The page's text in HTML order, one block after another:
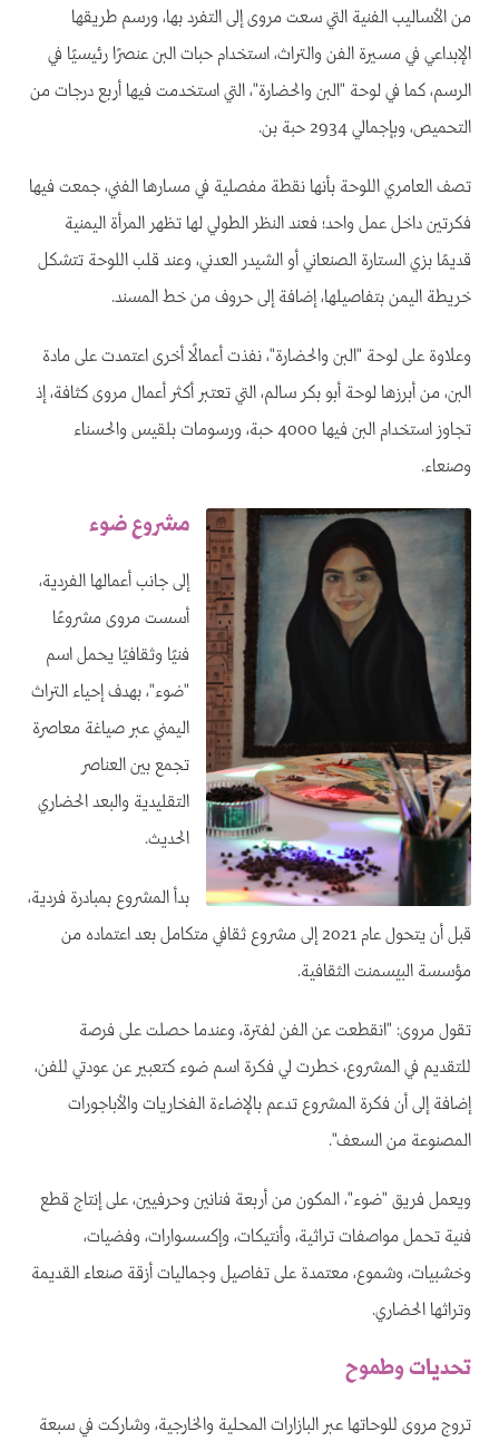
من الأساليب الفنية التي سعت مروى إلى التفرد بها، ورسم طريقها
الإبداعي في مسيرة الفن والتراث، استخدام حبات البن عنصرًا رئيسيًا في
الرسم، كما في لوحة "البن والحضارة"، التي استخدمت فيها أربع درجات من
التحميص، وبإجمالي 2934 حبة بن.
تصف العامري اللوحة بأنها نقطة مفصلية في مسارها الفني، جمعت فيها
فكرتين داخل عمل واحد؛ فعند النظر الطولي لها تظهر المرأة اليمنية
قديمًا بزي الستارة الصنعاني أو الشيدر العدني، وعند قلب اللوحة تتشكل
خريطة اليمن بتفاصيلها، إضافة إلى حروف من خط المسند.
وعلاوة على لوحة "البن والحضارة"، نفذت أعمالًا أخرى اعتمدت على مادة
البن، من أبرزها لوحة أبو بكر سالم، التي تعتبر أكثر أعمال مروى كثافة، إذ
تجاوز استخدام البن فيها 4000 حبة، ورسومات بلقيس والحسناء
وصنعاء.
مشروع ضوء
إلى جانب أعمالها الفردية،
أسست مروى مشروعًا
فنيًا وثقافيًا يحمل اسم
"ضوء"، بهدف إحياء التراث
اليمني عبر صياغة معاصرة
تجمع بين العناصر
التقليدية والبعد الحضاري
الحديث.
بدأ المشروع بمبادرة فردية،
قبل أن يتحول عام 2021 إلى مشروع ثقافي متكامل بعد اعتماده من
مؤسسة البيسمنت الثقافية.
تقول مروى: "انقطعت عن الفن لفترة، وعندما حصلت على فرصة
للتقديم في المشروع، خطرت لي فكرة اسم ضوء كتعبير عن عودتي للفن،
إضافة إلى أن فكرة المشروع تدعم بالإضاءة الفخاريات والأباجورات
المصنوعة من السعف".
ويعمل فريق "ضوء"، المكون من أربعة فنانين وحرفيين، على إنتاج قطع
فنية تحمل مواصفات تراثية، وأنتيكات، وإكسسوارات، وفضيات،
وخشبيات، وشموع، معتمدة على تفاصيل وجماليات أزقة صنعاء القديمة
وتراثها الحضاري.
تحديات وطموح
تروج مروى للوحاتها عبر البازارات المحلية والخارجية، وشاركت في سبعة